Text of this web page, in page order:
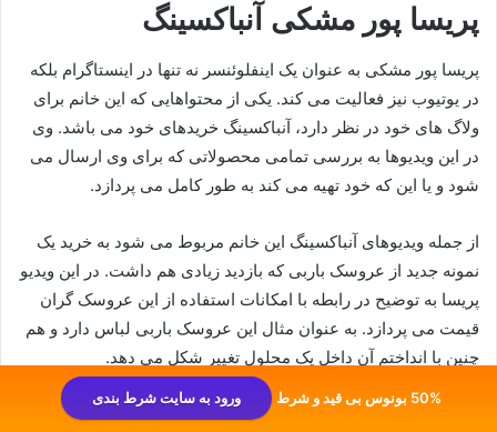
پریسا پور مشکی آنباکسینگ
پریسا پور مشکی به عنوان یک اینفلوئنسر نه تنها در اینستاگرام بلکه
در یوتیوب نیز فعالیت می کند. یکی از محتواهایی که این خانم برای
ولاگ های خود در نظر دارد، آنباکسینگ خریدهای خود می باشد. وی
در این ویدیوها به بررسی تمامی محصولاتی که برای وی ارسال می
شود و یا این که خود تهیه می کند به طور کامل می پردازد.
از جمله ویدیوهای آنباکسینگ این خانم مربوط می شود به خرید یک
نمونه جدید از عروسک باربی که بازدید زیادی هم داشت. در این ویدیو
پریسا به توضیح در رابطه با امکانات استفاده از این عروسک گران
قیمت می پردازد. به عنوان مثال این عروسک باربی لباس دارد و هم
چنین با انداختم آن داخل یک محلول تغییر شکل می دهد.
علاوه بر این پریسا تا کنون آنباکسینگ های جالب و پر طرفدار زیادی
50% بونوس بی قید و شرط ورود به سایت شرط بندی